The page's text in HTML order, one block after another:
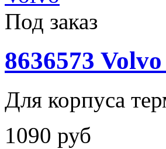
Под заказ
8636573
Для корпуса
1090 руб